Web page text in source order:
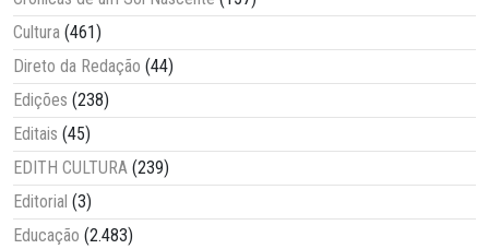
Cultura (461)
Direto da Redação (44)
Edições (238)
Editais (45)
EDITH CULTURA (239)
Editorial (3)
Educação (2.483)